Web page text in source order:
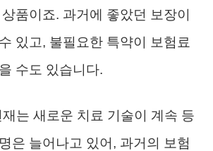
품이죠. 과거에 좋았던 보장이
있고, 불필요한 특약이 보험료
수도 있습니다.
는 새로운 치료 기술이 계속 등
은 늘어나고 있어, 과거의 보험